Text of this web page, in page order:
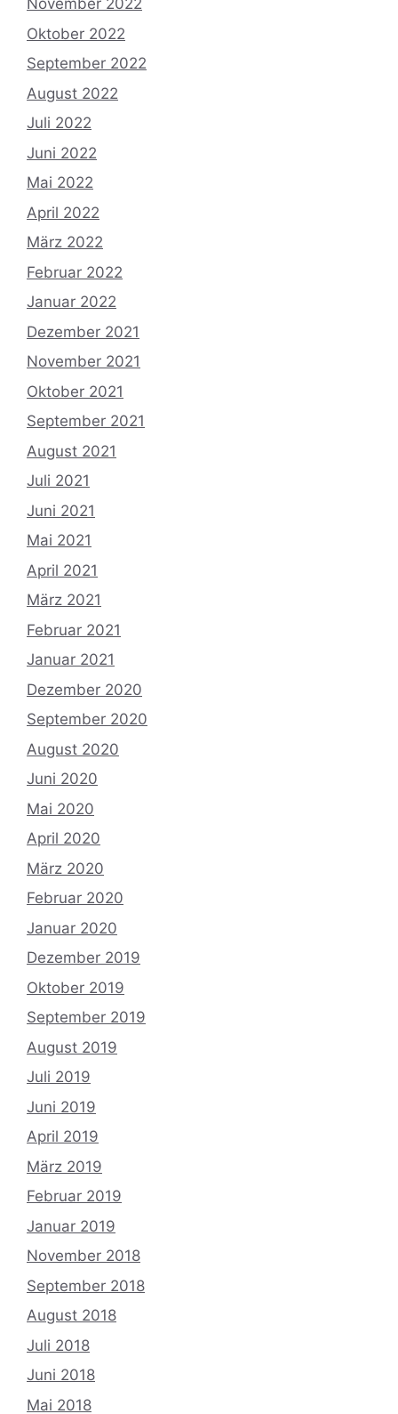
November 2022
Oktober 2022
September 2022
August 2022
Juli 2022
Juni 2022
Mai 2022
April 2022
März 2022
Februar 2022
Januar 2022
Dezember 2021
November 2021
Oktober 2021
September 2021
August 2021
Juli 2021
Juni 2021
Mai 2021
April 2021
März 2021
Februar 2021
Januar 2021
Dezember 2020
September 2020
August 2020
Juni 2020
Mai 2020
April 2020
März 2020
Februar 2020
Januar 2020
Dezember 2019
Oktober 2019
September 2019
August 2019
Juli 2019
Juni 2019
April 2019
März 2019
Februar 2019
Januar 2019
November 2018
September 2018
August 2018
Juli 2018
Juni 2018
Mai 2018